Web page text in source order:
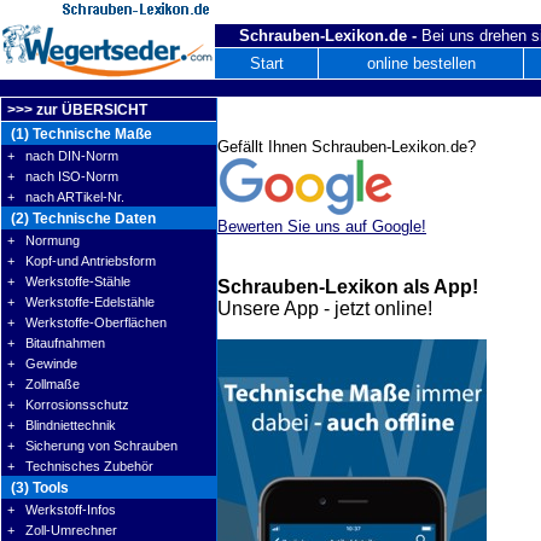
Schrauben-Lexikon.de - Bei uns drehen
Start
online bestellen
>>> zur ÜBERSICHT
(1) Technische Maße
+ nach DIN-Norm
+ nach ISO-Norm
+ nach ARTikel-Nr.
(2) Technische Daten
+ Normung
+ Kopf-und Antriebsform
+ Werkstoffe-Stähle
+ Werkstoffe-Edelstähle
+ Werkstoffe-Oberflächen
+ Bitaufnahmen
+ Gewinde
+ Zollmaße
+ Korrosionsschutz
+ Blindniettechnik
+ Sicherung von Schrauben
+ Technisches Zubehör
(3) Tools
+ Werkstoff-Infos
+ Zoll-Umrechner
Gefällt Ihnen Schrauben-Lexikon.de?
Bewerten Sie uns auf Google!
Schrauben-Lexikon als App!
Unsere App - jetzt online!